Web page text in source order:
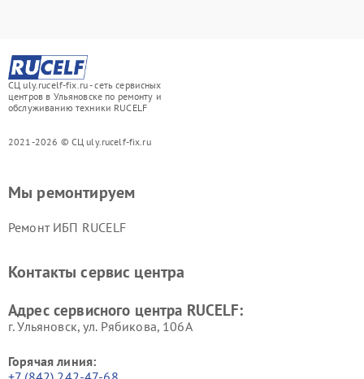
СЦ uly.rucelf-fix.ru - сеть сервисных
центров в Ульяновске по ремонту и
обслуживанию техники RUCELF
2021-2026 © СЦ uly.rucelf-fix.ru
Мы ремонтируем
Ремонт ИБП RUCELF
Контакты сервис центра
Адрес сервисного центра RUCELF:
г. Ульяновск, ул. Рябикова, 106А
Горячая линия: